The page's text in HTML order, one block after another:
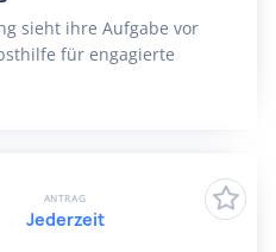
sieht ihre Aufgabe vor
für engagierte
ANTRAG
Jederzeit